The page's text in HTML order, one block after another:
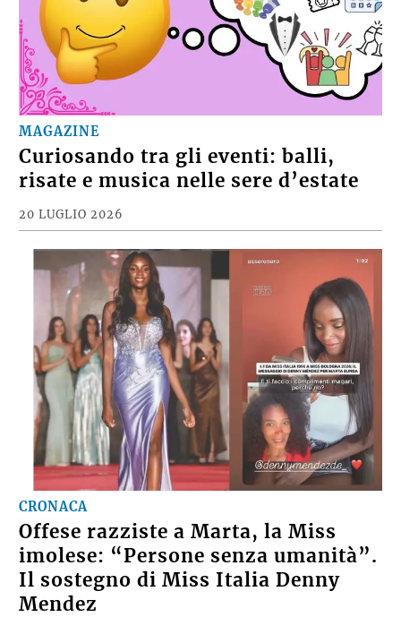
MAGAZINE
Curiosando tra gli eventi: balli,
risate e musica nelle sere d’estate
20 LUGLIO 2026
CRONACA
Offese razziste a Marta, la Miss
imolese: “Persone senza umanità”.
Il sostegno di Miss Italia Denny
Mendez